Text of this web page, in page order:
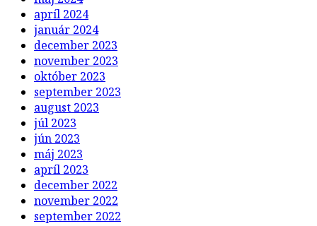
apríl 2024
január 2024
december 2023
november 2023
október 2023
september 2023
august 2023
júl 2023
jún 2023
máj 2023
apríl 2023
december 2022
november 2022
september 2022